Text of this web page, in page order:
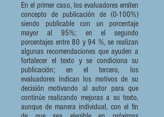
En el primer caso, los evaluadores emiten
concepto de publicación de (0-100%)
siendo publicable con un porcentaje
mayor al 95%; en el segundo
porcentajes entre 80 y 94 %, se realizan
algunas recomendaciones que ayuden a
fortalecer el texto y se condiciona su
publicación; en el tercero, los
evaluadores indican los motivos de su
decisión motivando al autor para que
continúe realizando mejoras a su texto,
aunque de manera individual, con el fin